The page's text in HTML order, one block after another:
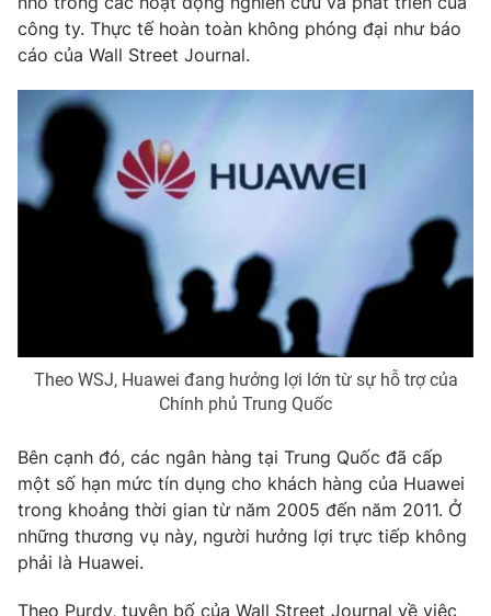
Tổng Biên tập:Vũ Thanh Thủy
Phó Tổng Biên tập:Nguyễn Thị Mỹ Hạnh, Phạm Quốc Thắng,
Tổng đài VTV:
024.38 355 931 - 024.38 355 932
Ðiện thoại Thời báo VTV:
Email:
toasoan@vtv.vn
Liên hệ quảng cáo:
024-7300.7108
® Cấm sao chép dưới mọi hình thức nếu không có sự chấp
thuận bằng văn bản. Ghi rõ nguồn VTV.vn khi phát hành lại
thông tin từ website này.
công ty. Thực tế hoàn toàn không phóng đại như báo
cáo của Wall Street Journal.
Theo WSJ, Huawei đang hưởng lợi lớn từ sự hỗ trợ của
Chính phủ Trung Quốc
Bên cạnh đó, các ngân hàng tại Trung Quốc đã cấp
một số hạn mức tín dụng cho khách hàng của Huawei
trong khoảng thời gian từ năm 2005 đến năm 2011. Ở
những thương vụ này, người hưởng lợi trực tiếp không
phải là Huawei.
Theo Purdy, tuyên bố của Wall Street Journal về việc